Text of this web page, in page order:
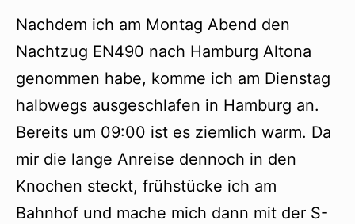
Nachdem ich am Montag Abend den
Nachtzug EN490 nach Hamburg Altona
genommen habe, komme ich am Dienstag
halbwegs ausgeschlafen in Hamburg an.
Bereits um 09:00 ist es ziemlich warm. Da
mir die lange Anreise dennoch in den
Knochen steckt, frühstücke ich am
Bahnhof und mache mich dann mit der S-